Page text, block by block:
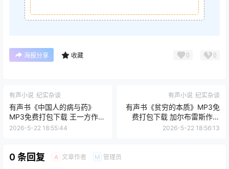
海报分享 收藏 0 0
有声小说 纪实杂谈
有声书《中国人的病与药》
MP3免费打包下载 王一方作品
56集 文月播音
2026-5-22 18:55:44
有声小说 纪实杂谈
有声书《贫穷的本质》MP3免
费打包下载 加尔布雷斯作品
10集 有益播音
2026-5-22 18:56:13
0 条回复 A 文章作者 M 管理员